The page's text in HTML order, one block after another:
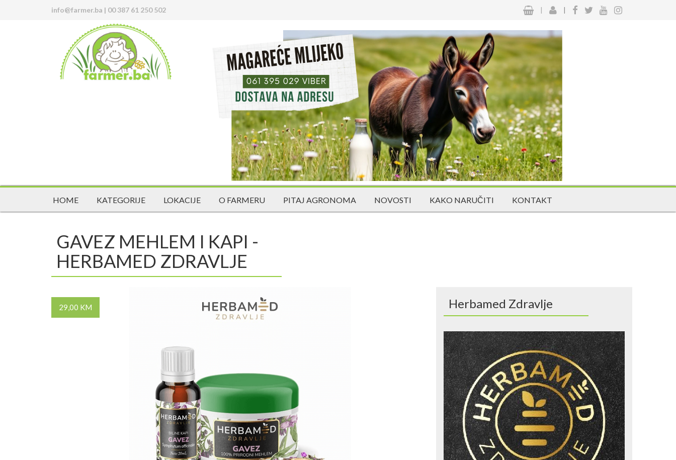
info@farmer.ba | 00 387 61 250 502 | |
HOME KATEGORIJE LOKACIJE O FARMERU PITAJ AGRONOMA NOVOSTI KAKO NARUČITI KONTAKT
GAVEZ MEHLEM I KAPI -
HERBAMED ZDRAVLJE
29,00 KM Herbamed Zdravlje